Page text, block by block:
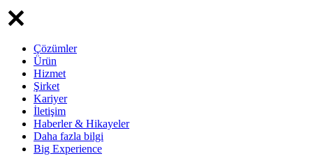
Çözümler
Ürün
Hizmet
Şirket
Kariyer
İletişim
Haberler & Hikayeler
Daha fazla bilgi
Big Experience